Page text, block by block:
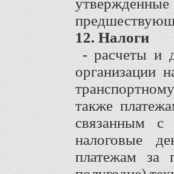
12. Налоги
- расчеты и
организации
также
связанным с
налоговые
платежам за